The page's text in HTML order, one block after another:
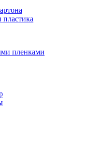
пластика
пленками